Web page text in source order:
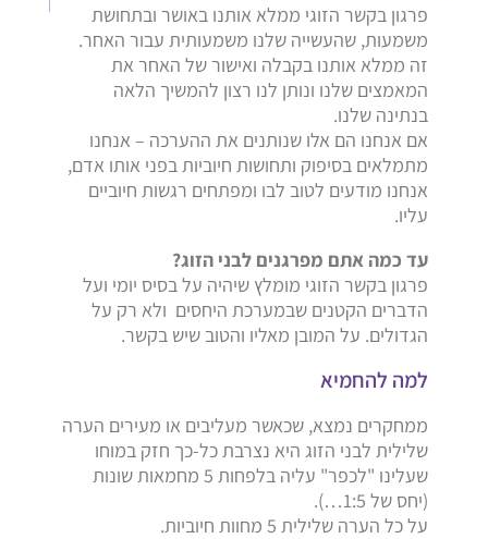
פרגון בקשר הזוגי ממלא אותנו באושר ובתחושת
משמעות, שהעשייה שלנו משמעותית עבור האחר.
זה ממלא אותנו בקבלה ואישור של האחר את
המאמצים שלנו ונותן לנו רצון להמשיך הלאה
בנתינה שלנו.
אם אנחנו הם אלו שנותנים את ההערכה – אנחנו
מתמלאים בסיפוק ותחושות חיוביות בפני אותו אדם,
אנחנו מודעים לטוב לבו ומפתחים רגשות חיוביים
עליו.
עד כמה אתם מפרגנים לבני הזוג?
פרגון בקשר הזוגי מומלץ שיהיה על בסיס יומי ועל
הדברים הקטנים שבמערכת היחסים ולא רק על
הגדולים. על המובן מאליו והטוב שיש בקשר.
למה להחמיא
ממחקרים נמצא, שכאשר מעליבים או מעירים הערה
שלילית לבני הזוג היא נצרבת כל-כך חזק במוחו
שעלינו "לכפר" עליה בלפחות 5 מחמאות שונות
(יחס של 1:5…).
על כל הערה שלילית 5 מחוות חיוביות.